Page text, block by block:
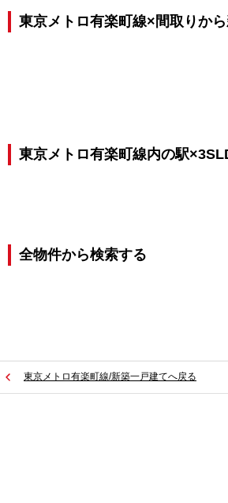
東京メトロ有楽町線×間取りか
東京メトロ有楽町線内の駅
全物件から検索する
東京メトロ有楽町線/新築一戸建てへ戻る